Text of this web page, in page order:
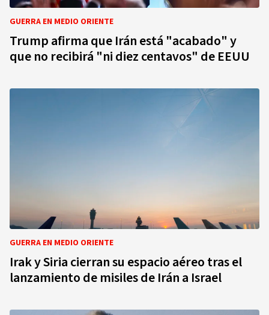
GUERRA EN MEDIO ORIENTE
Trump afirma que Irán está "acabado" y
que no recibirá "ni diez centavos" de EEUU
GUERRA EN MEDIO ORIENTE
Irak y Siria cierran su espacio aéreo tras el
lanzamiento de misiles de Irán a Israel